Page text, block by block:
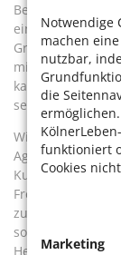
Notwendige
machen
nutzbar,
die
funktioniert
Cookies
Marketing
Beim täglichen
ein halbes Jahr
Grundsätzlich
mit
kann der Friseur
selbst zu Hause.
Wie wichtig die
Agassi. 1990
French Open
zusammen und
so abgelenkt,
Heikel ist Sport